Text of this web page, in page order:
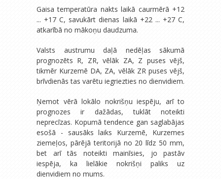
Gaisa temperatūra nakts laikā caurmērā +12
... +17 C, savukārt dienas laikā +22 ... +27 C,
atkarībā no mākoņu daudzuma.
Valsts austrumu daļā nedēļas sākumā
prognozēts R, ZR, vēlāk ZA, Z puses vējš,
tikmēr Kurzemē DA, ZA, vēlāk ZR puses vējš,
brīvdienās tas varētu iegriezties no dienvidiem.
Ņemot vērā lokālo nokrišņu iespēju, arī to
prognozes ir dažādas, tuklāt noteikti
neprecīzas. Kopumā tendence gan saglabājas
esošā - sausāks laiks Kurzemē, Kurzemes
ziemeļos, pārējā teritorijā no 20 līdz 50 mm,
bet arī tās noteikti mainīsies, jo pastāv
iespēja, ka lielākie nokrišņi paliks uz
dienvidiem no mums.